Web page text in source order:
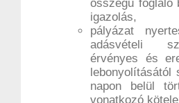
összegű foglaló
igazolás,
pályázat
adásvételi
érvényes és
lebonyolításától
napon belül
vonatkozó